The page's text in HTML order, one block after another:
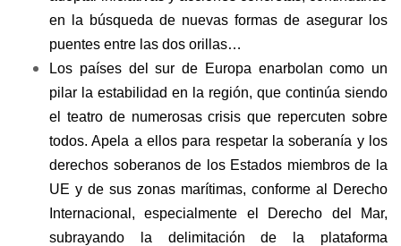
en la búsqueda de nuevas formas de asegurar los
puentes entre las dos orillas…
Los países del sur de Europa enarbolan como un
pilar la estabilidad en la región, que continúa siendo
el teatro de numerosas crisis que repercuten sobre
todos. Apela a ellos para respetar la soberanía y los
derechos soberanos de los Estados miembros de la
UE y de sus zonas marítimas, conforme al Derecho
Internacional, especialmente el Derecho del Mar,
subrayando la delimitación de la plataforma